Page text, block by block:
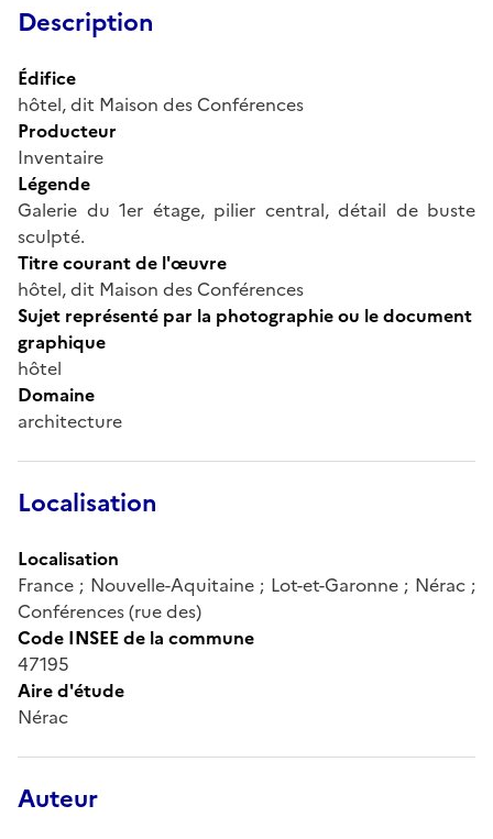
Description
Édifice
hôtel, dit Maison des Conférences
Producteur
Inventaire
Légende
Galerie du 1er étage, pilier central, détail de buste
sculpté.
Titre courant de l'œuvre
hôtel, dit Maison des Conférences
Sujet représenté par la photographie ou le document
graphique
hôtel
Domaine
architecture
Localisation
Localisation
France ; Nouvelle-Aquitaine ; Lot-et-Garonne ; Nérac ;
Conférences (rue des)
Code INSEE de la commune
47195
Aire d'étude
Nérac
Auteur